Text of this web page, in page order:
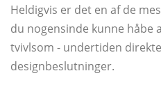
Heldigvis er det en af ​​de
du nogensinde kunne håbe
tvivlsom - undertiden direkte
designbeslutninger.